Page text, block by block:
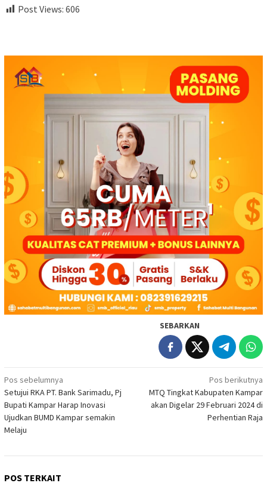
Post Views: 606
SEBARKAN
Navigasi
pos
Pos sebelumnya
Setujui RKA PT. Bank Sarimadu, Pj
Bupati Kampar Harap Inovasi
Ujudkan BUMD Kampar semakin
Melaju
Pos berikutnya
MTQ Tingkat Kabupaten Kampar
akan Digelar 29 Februari 2024 di
Perhentian Raja
POS TERKAIT